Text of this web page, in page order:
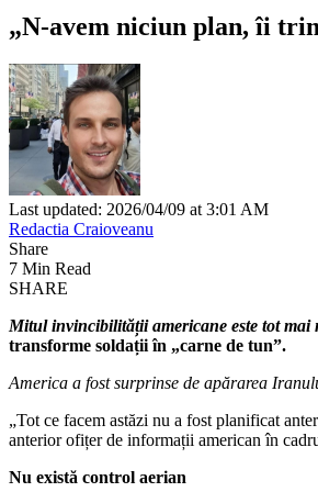
„N-avem niciun plan, îi
Last updated: 2026/04/09 at 3:01 AM
Redactia Craioveanu
Share
7 Min Read
SHARE
Mitul invincibilității americane este tot
transforme soldații în „carne de tun”.
America a fost surprinse de apărarea
„Tot ce facem astăzi nu a fost planificat
anterior ofițer de informații american în
Nu există control aerian